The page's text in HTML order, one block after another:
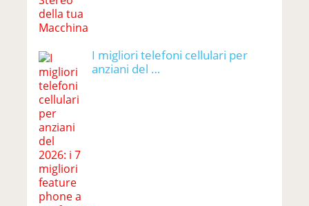
I migliori telefoni cellulari per
anziani del …